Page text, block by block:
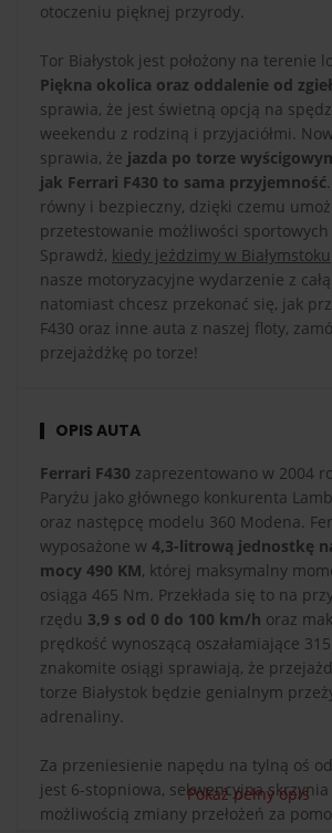
otoczeniu pięknej przyrody.
Tor Białystok jest położony na terenie
Piękna okolica oraz oddalenie od
sprawia, że jest świetną opcją na
weekendu z rodziną i przyjaciółmi.
sprawia, że jazda po torze
jak Ferrari F430 to sama przyjemność
równy i bezpieczny, dzięki czemu
przetestowanie możliwości sportowych
Sprawdź, kiedy jeździmy w Białymstoku
nasze motoryzacyjne wydarzenie z
natomiast chcesz przekonać się, jak
F430 oraz inne auta z naszej floty,
przejażdżkę po torze!
OPIS AUTA
Ferrari F430 zaprezentowano w 2004
Paryżu jako głównego konkurenta
oraz następcę modelu 360 Modena.
wyposażone w 4,3-litrową jednostkę
mocy 490 KM, której maksymalny
osiąga 465 Nm. Przekłada się to na
rzędu 3,9 s od 0 do 100 km/h oraz
prędkość wynoszącą oszałamiające
znakomite osiągi sprawiają, że
torze Białystok będzie genialnym
adrenaliny.
Za przeniesienie napędu na tylną oś
jest 6-stopniowa, sekwencyjna
możliwością zmiany przełożeń za
Pokaż pełny opis